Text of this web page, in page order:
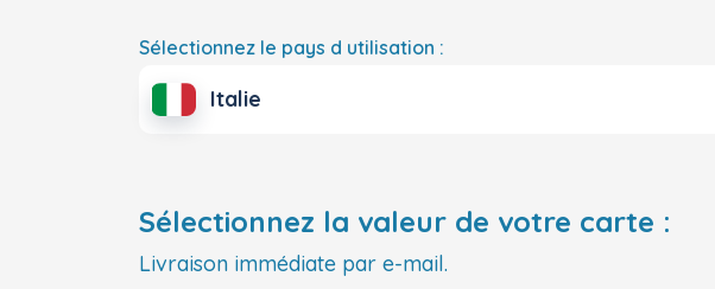
Sélectionnez le pays d utilisation :
Italie
Sélectionnez la valeur de votre carte :
Livraison immédiate par e-mail.